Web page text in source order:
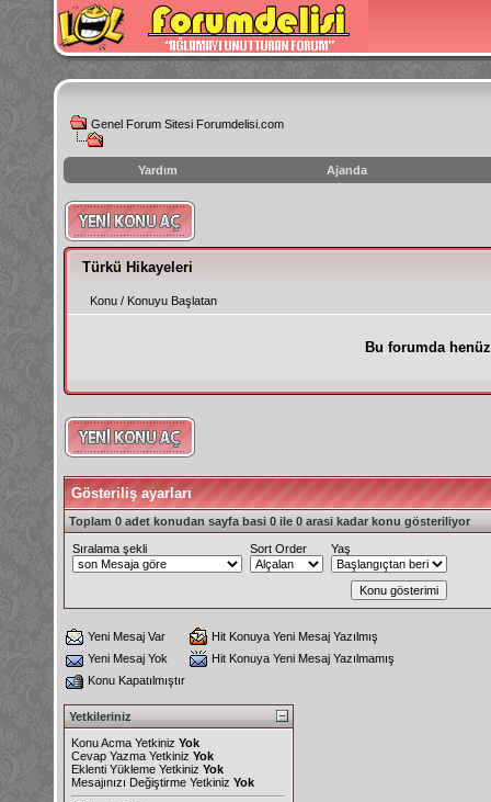
Genel Forum Sitesi Forumdelisi.com
Yardım Ajanda
instagram
izlenme
hilesi
Türkü Hikayeleri
Konu / Konuyu Başlatan
Bu forumda
Gösteriliş ayarları
Toplam 0 adet konudan sayfa basi 0 ile 0 arasi kadar konu gösteriliyor
Sıralama şekli Sort Order Yaş
Yeni Mesaj Var
Hit Konuya Yeni Mesaj Yazılmış
Yeni Mesaj Yok
Hit Konuya Yeni Mesaj Yazılmamış
Konu Kapatılmıştır
Yetkileriniz
Konu Acma Yetkiniz Yok
Cevap Yazma Yetkiniz Yok
Eklenti Yükleme Yetkiniz Yok
Mesajınızı Değiştirme Yetkiniz Yok